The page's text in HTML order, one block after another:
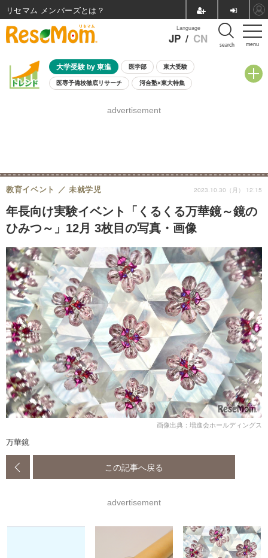
menu
Language
JP / CN search
大学受験 by 東進 医学部 東大受験
医専予備校徹底リサーチ 河合塾×東大特集
8月開催学校説明会・相談会
advertisement
年長向け実験イベント「くるくる万華鏡～鏡の
ひみつ～」12月 3枚目の写真・画像
教育イベント 未就学児 2023.10.30（月） 12:15
画像出典：増進会ホールディングス
万華鏡
この記事へ戻る
advertisement
リセマム メンバーズ